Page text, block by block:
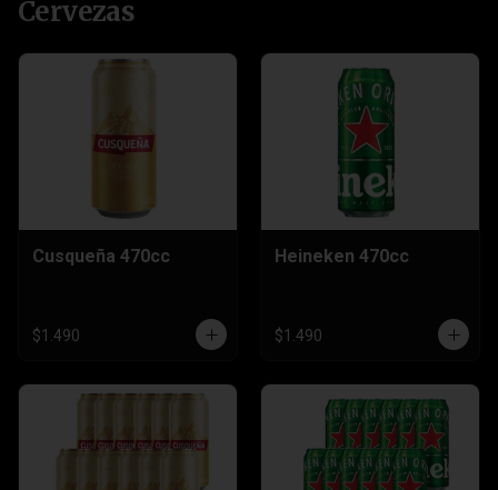
Cervezas
Cusqueña 470cc
$1.490
Heineken 470cc
$1.490